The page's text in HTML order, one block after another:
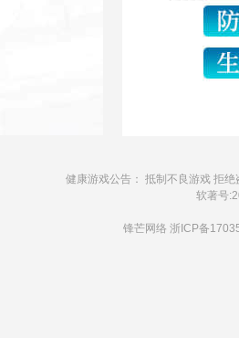
健康游戏公告： 抵制不良游戏 拒
软著号
锋芒网络 浙ICP备